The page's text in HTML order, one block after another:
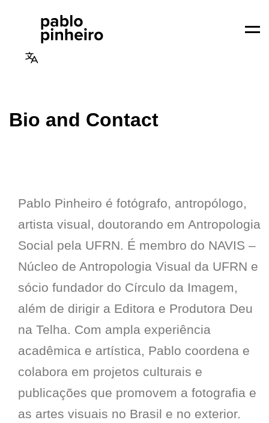
Bio and Contact
Pablo Pinheiro é fotógrafo, antropólogo,
artista visual, doutorando em Antropologia
Social pela UFRN. É membro do NAVIS –
Núcleo de Antropologia Visual da UFRN e
sócio fundador do Círculo da Imagem,
além de dirigir a Editora e Produtora Deu
na Telha. Com ampla experiência
acadêmica e artística, Pablo coordena e
colabora em projetos culturais e
publicações que promovem a fotografia e
as artes visuais no Brasil e no exterior.